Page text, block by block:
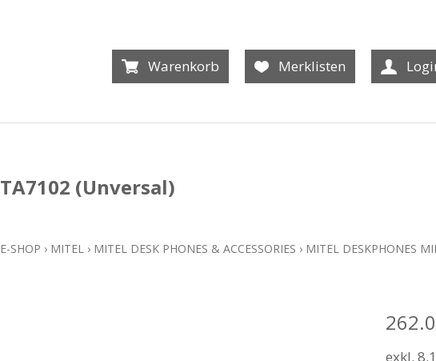
Warenkorb Merklisten
TA7102 (Unversal)
E-SHOP › MITEL › MITEL DESK PHONES & ACCESSORIES › MITEL DESKPHONES
exkl.